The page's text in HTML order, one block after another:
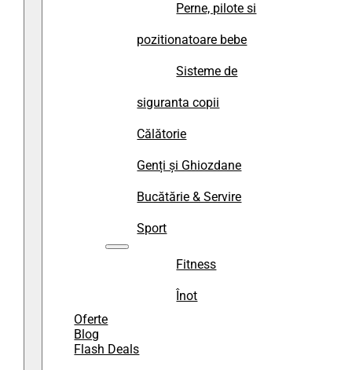
Perne, pilote si
pozitionatoare bebe
Sisteme de
siguranta copii
Călătorie
Genți și Ghiozdane
Bucătărie & Servire
Sport
Fitness
Înot
Oferte
Blog
Flash Deals